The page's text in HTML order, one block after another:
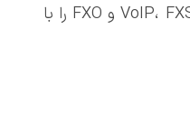
از کاربران هنگام خرید تجهیزات VoIP، FXS و FXO را با